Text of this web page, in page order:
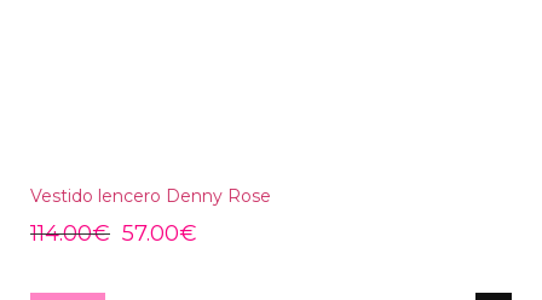
Vestido lencero Denny Rose
114.00€ 57.00€